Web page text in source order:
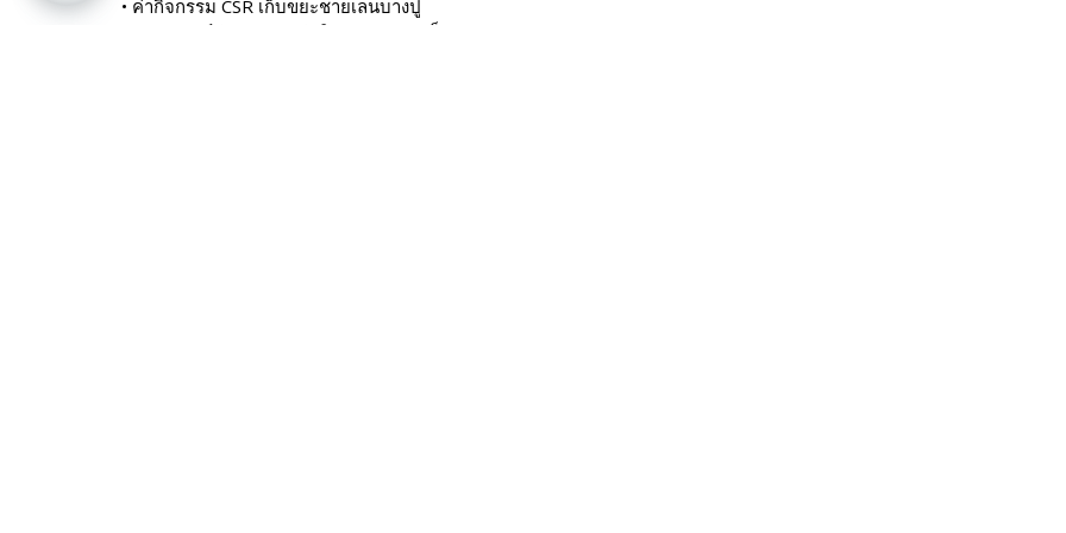
• ค่ากิจกรรม CSR เก็บขยะชายเลนบางปู
• ค่าอุปกรณ์ทำหรับการทำกิจกรรม CSR เก็บขยะชายเลนบางปู